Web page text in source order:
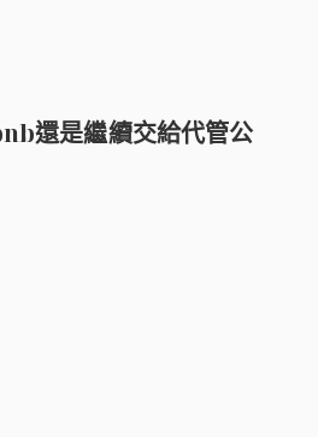
還是繼續交給代管公